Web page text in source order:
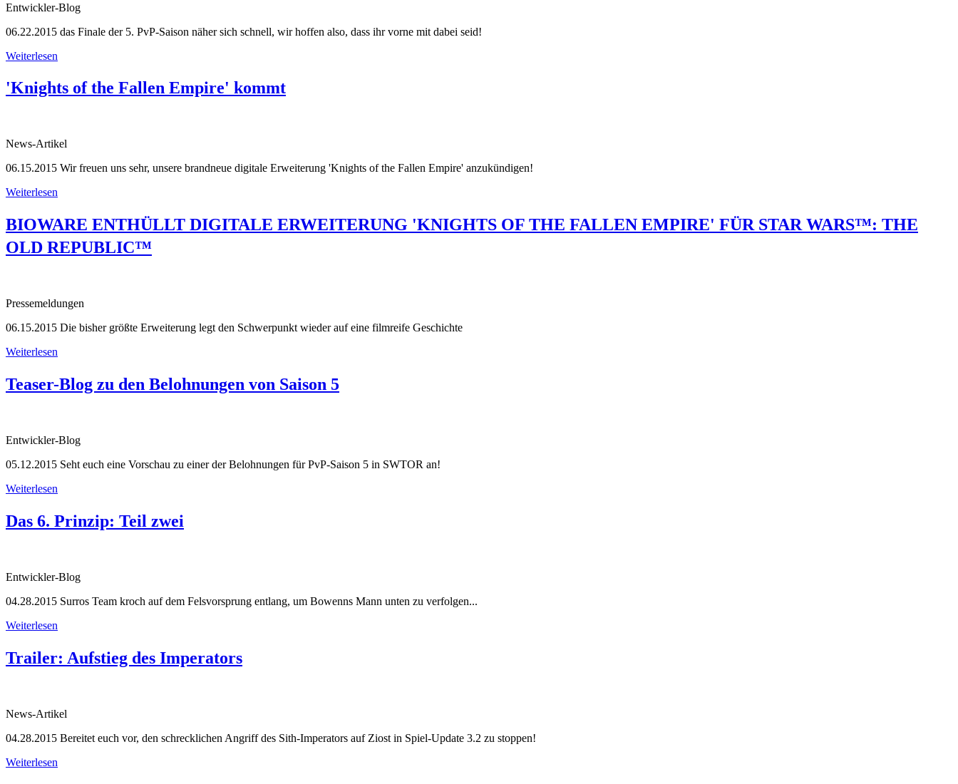
Entwickler-Blog
06.22.2015 das Finale der 5. PvP-Saison näher sich schnell, wir hoffen also, dass ihr vorne mit dabei seid!
Weiterlesen
'Knights of the Fallen Empire' kommt
News-Artikel
06.15.2015 Wir freuen uns sehr, unsere brandneue digitale Erweiterung 'Knights of the Fallen Empire' anzukündigen!
Weiterlesen
BIOWARE ENTHÜLLT DIGITALE ERWEITERUNG 'KNIGHTS OF THE FALLEN EMPIRE' FÜR STAR WARS™: THE
OLD REPUBLIC™
Pressemeldungen
06.15.2015 Die bisher größte Erweiterung legt den Schwerpunkt wieder auf eine filmreife Geschichte
Weiterlesen
Teaser-Blog zu den Belohnungen von Saison 5
Entwickler-Blog
05.12.2015 Seht euch eine Vorschau zu einer der Belohnungen für PvP-Saison 5 in SWTOR an!
Weiterlesen
Das 6. Prinzip: Teil zwei
Entwickler-Blog
04.28.2015 Surros Team kroch auf dem Felsvorsprung entlang, um Bowenns Mann unten zu verfolgen...
Weiterlesen
Trailer: Aufstieg des Imperators
News-Artikel
04.28.2015 Bereitet euch vor, den schrecklichen Angriff des Sith-Imperators auf Ziost in Spiel-Update 3.2 zu stoppen!
Weiterlesen